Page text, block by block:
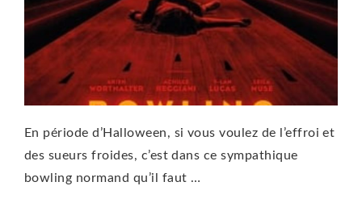
En période d’Halloween, si vous voulez de l’effroi et
des sueurs froides, c’est dans ce sympathique
bowling normand qu’il faut …